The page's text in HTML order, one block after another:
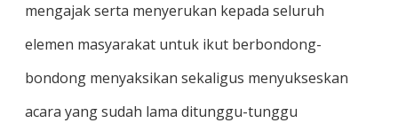
mengajak serta menyerukan kepada seluruh
elemen masyarakat untuk ikut berbondong-
bondong menyaksikan sekaligus menyukseskan
acara yang sudah lama ditunggu-tunggu